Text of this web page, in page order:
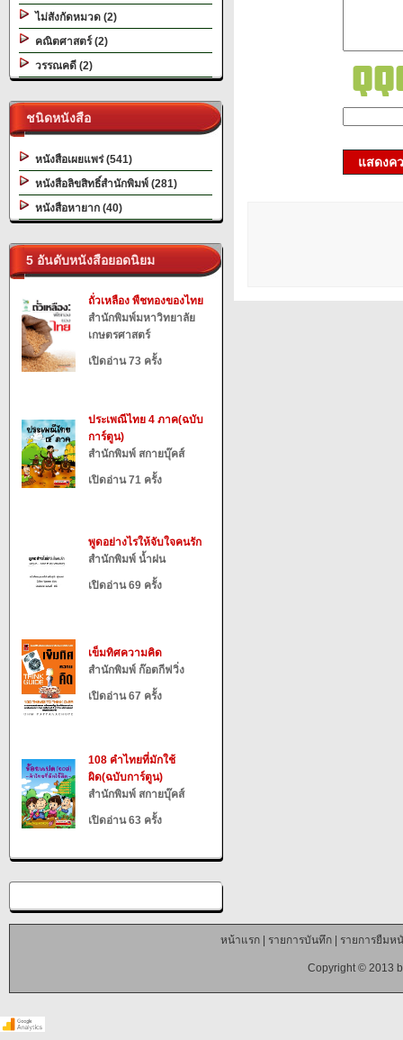
ไม่สังกัดหมวด (2)
คณิตศาสตร์ (2)
วรรณคดี (2)
ชนิดหนังสือ
หนังสือเผยแพร่ (541)
หนังสือลิขสิทธิ์สำนักพิมพ์ (281)
หนังสือหายาก (40)
5 อันดับหนังสือยอดนิยม
ถั่วเหลือง พืชทองของไทย
สำนักพิมพ์มหาวิทยาลัย
เกษตรศาสตร์
เปิดอ่าน 73 ครั้ง
ประเพณีไทย 4 ภาค(ฉบับ
การ์ตูน)
สำนักพิมพ์ สกายบุ๊คส์
เปิดอ่าน 71 ครั้ง
พูดอย่างไรให้จับใจคนรัก
สำนักพิมพ์ น้ำฝน
เปิดอ่าน 69 ครั้ง
เข็มทิศความคิด
สำนักพิมพ์ ก๊อตกีฟวิ่ง
เปิดอ่าน 67 ครั้ง
108 คำไทยที่มักใช้
ผิด(ฉบับการ์ตูน)
สำนักพิมพ์ สกายบุ๊คส์
เปิดอ่าน 63 ครั้ง
แสดงค
หน้าแรก| รายการบันทึก| รายการยืมห
Copyright © 2013